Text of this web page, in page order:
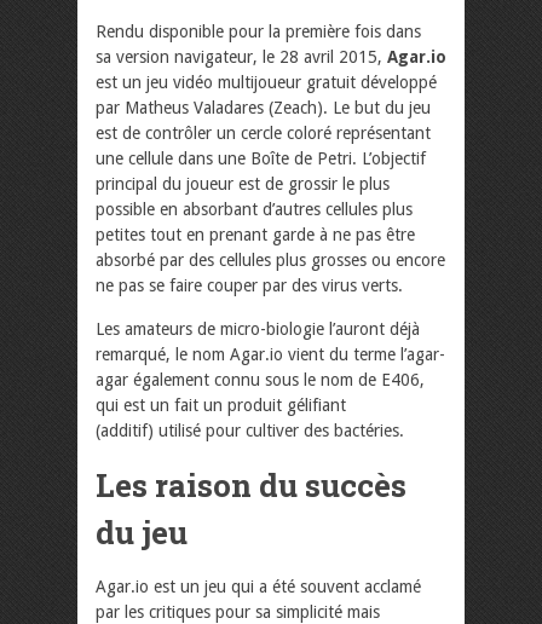
Rendu disponible pour la première fois dans
sa version navigateur, le 28 avril 2015, Agar.io
est un jeu vidéo multijoueur gratuit développé
par Matheus Valadares (Zeach). Le but du jeu
est de contrôler un cercle coloré représentant
une cellule dans une Boîte de Petri. L’objectif
principal du joueur est de grossir le plus
possible en absorbant d’autres cellules plus
petites tout en prenant garde à ne pas être
absorbé par des cellules plus grosses ou encore
ne pas se faire couper par des virus verts.
Les amateurs de micro-biologie l’auront déjà
remarqué, le nom Agar.io vient du terme l’agar-
agar également connu sous le nom de E406,
qui est un fait un produit gélifiant
(additif) utilisé pour cultiver des bactéries.
Les raison du succès
du jeu
Agar.io est un jeu qui a été souvent acclamé
par les critiques pour sa simplicité mais